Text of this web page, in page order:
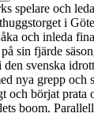
spelare och
i
och inleda
sin fjärde
den svenska
nya grepp och
och börjat prata
boom.